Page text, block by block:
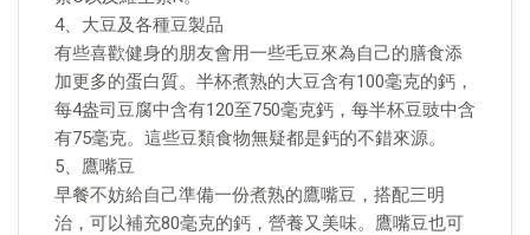
4、大豆及各種豆製品
有些喜歡健身的朋友會用一些毛豆來為自己的膳食添
加更多的蛋白質。半杯煮熟的大豆含有100毫克的鈣，
每4盎司豆腐中含有120至750毫克鈣，每半杯豆豉中含
有75毫克。這些豆類食物無疑都是鈣的不錯來源。
5、鷹嘴豆
早餐不妨給自己準備一份煮熟的鷹嘴豆，搭配三明
治，可以補充80毫克的鈣，營養又美味。鷹嘴豆也可